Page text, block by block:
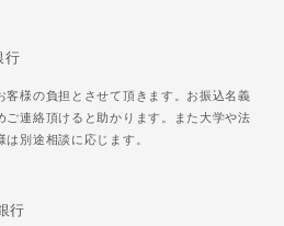
行
客様の負担とさせて頂きます。お振込名義
ご連絡頂けると助かります。また大学や法
は別途相談に応じます。
行